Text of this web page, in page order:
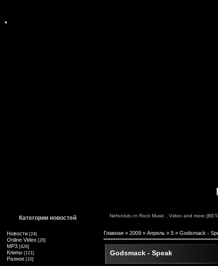
Категории новостей
Новости [24]
Online Video [26]
MP3 [426]
Клипы [121]
Разное [10]
Neforclub.cn Rock Music , Video and more
Главная » 2009 » Апрель » 5 » Godsmack -
Godsmack - Speak